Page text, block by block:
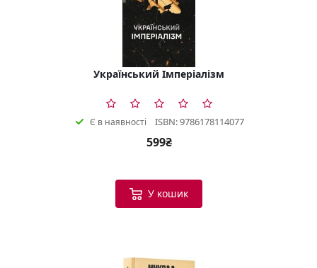
Український Імперіалізм
Є в наявності ISBN: 9786178114077
599₴
У кошик